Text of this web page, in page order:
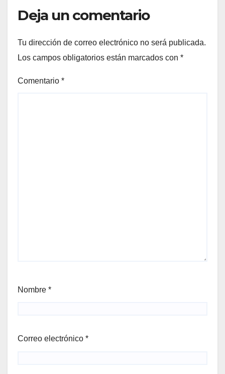
Deja un comentario
Tu dirección de correo electrónico no será publicada.
Los campos obligatorios están marcados con *
Comentario *
Nombre *
Correo electrónico *